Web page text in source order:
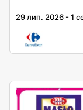
29 лип. 2026 -1